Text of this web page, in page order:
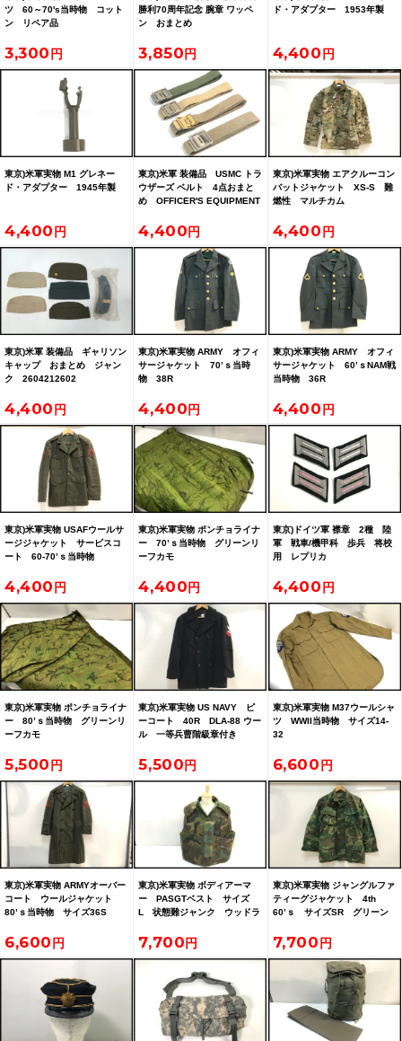
ツ 60～70's当時物 コット
ン リペア品
3,300
勝利70周年記念 腕章 ワッペ
ン おまとめ
3,850
ド・アダプター 1953年製
4,400
東京)米軍実物 M1 グレネー
ド・アダプター 1945年製
4,400
東京)米軍 装備品 USMC トラ
ウザーズ ベルト 4点おまと
め OFFICER'S EQUIPMENT
4,400
東京)米軍実物 エアクルーコン
バットジャケット XS-S 難
燃性 マルチカム
4,400
東京)米軍 装備品 ギャリソン
キャップ おまとめ ジャン
ク 2604212602
4,400
東京)米軍実物 ARMY オフィ
サージャケット 70’ｓ当時
物 38R
4,400
東京)米軍実物 ARMY オフィ
サージャケット 60’ｓNAM戦
当時物 36R
4,400
東京)米軍実物 USAFウールサ
ージジャケット サービスコ
ート 60-70’ｓ当時物
4,400
東京)米軍実物 ポンチョライナ
ー 70’ｓ当時物 グリーンリ
ーフカモ
4,400
東京)ドイツ軍 襟章 2種 陸
軍 戦車/機甲科 歩兵 将校
用 レプリカ
4,400
東京)米軍実物 ポンチョライナ
ー 80’ｓ当時物 グリーンリ
ーフカモ
5,500
東京)米軍実物 US NAVY ピ
ーコート 40R DLA-88 ウー
ル 一等兵曹階級章付き
5,500
東京)米軍実物 M37ウールシャ
ツ WWII当時物 サイズ14-
32
6,600
東京)米軍実物 ARMYオーバー
コート ウールジャケット
80’ｓ当時物 サイズ36S
6,600
東京)米軍実物 ボディアーマ
ー PASGTベスト サイズ
L 状態難ジャンク ウッドラ
7,700
東京)米軍実物 ジャングルファ
ティーグジャケット 4th
60’ｓ サイズSR グリーン
7,700